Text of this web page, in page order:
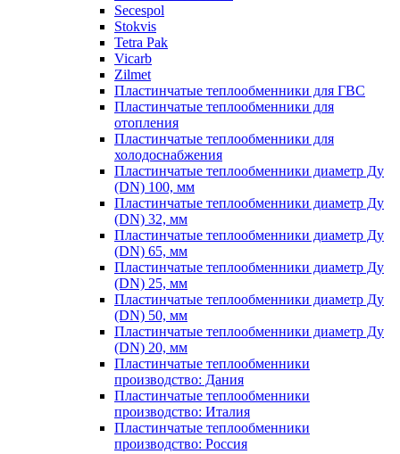
Secespol
Stokvis
Tetra Pak
Vicarb
Zilmet
Пластинчатые теплообменники для ГВС
Пластинчатые теплообменники для
отопления
Пластинчатые теплообменники для
холодоснабжения
Пластинчатые теплообменники диаметр Ду
(DN) 100, мм
Пластинчатые теплообменники диаметр Ду
(DN) 32, мм
Пластинчатые теплообменники диаметр Ду
(DN) 65, мм
Пластинчатые теплообменники диаметр Ду
(DN) 25, мм
Пластинчатые теплообменники диаметр Ду
(DN) 50, мм
Пластинчатые теплообменники диаметр Ду
(DN) 20, мм
Пластинчатые теплообменники
производство: Дания
Пластинчатые теплообменники
производство: Италия
Пластинчатые теплообменники
производство: Россия